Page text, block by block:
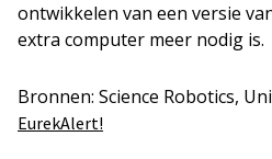
ontwikkelen van een versie
extra computer meer nodig is.
Bronnen: Science Robotics,
EurekAlert!